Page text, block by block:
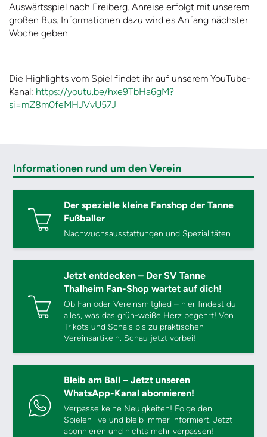
Auswärtsspiel nach Freiberg. Anreise erfolgt mit unserem
großen Bus. Informationen dazu wird es Anfang nächster
Woche geben.
Die Highlights vom Spiel findet ihr auf unserem YouTube-
Kanal: https://youtu.be/hxe9TbHa6gM?
si=mZ8m0feMHJVvU57J
Informationen rund um den Verein
Der spezielle kleine Fanshop der Tanne
Fußballer
Nachwuchsausstattungen und Spezialitäten
Jetzt entdecken – Der SV Tanne
Thalheim Fan-Shop wartet auf dich!
Ob Fan oder Vereinsmitglied – hier findest du
alles, was das grün-weiße Herz begehrt! Von
Trikots und Schals bis zu praktischen
Vereinsartikeln. Schau jetzt vorbei!
Bleib am Ball – Jetzt unseren
WhatsApp-Kanal abonnieren!
Verpasse keine Neuigkeiten! Folge den
Spielen live und bleib immer informiert. Jetzt
abonnieren und nichts mehr verpassen!